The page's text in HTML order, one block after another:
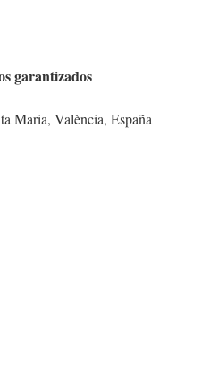
garantizados
Maria, València, España